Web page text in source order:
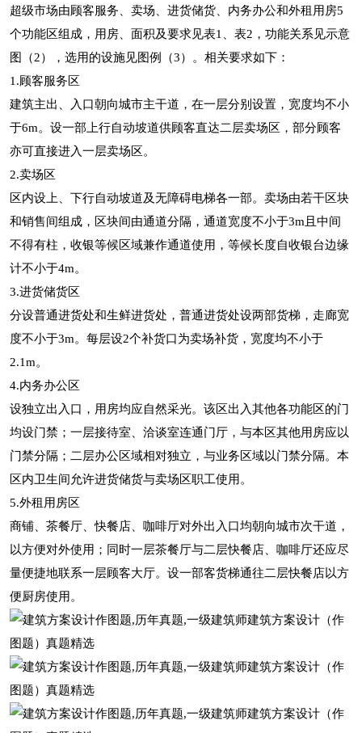
超级市场由顾客服务、卖场、进货储货、内务办公和外租用房5
个功能区组成，用房、面积及要求见表1、表2，功能关系见示意
图（2），选用的设施见图例（3）。相关要求如下：
1.顾客服务区
建筑主出、入口朝向城市主干道，在一层分别设置，宽度均不小
于6m。设一部上行自动坡道供顾客直达二层卖场区，部分顾客
亦可直接进入一层卖场区。
2.卖场区
区内设上、下行自动坡道及无障碍电梯各一部。卖场由若干区块
和销售间组成，区块间由通道分隔，通道宽度不小于3m且中间
不得有柱，收银等候区域兼作通道使用，等候长度自收银台边缘
计不小于4m。
3.进货储货区
分设普通进货处和生鲜进货处，普通进货处设两部货梯，走廊宽
度不小于3m。每层设2个补货口为卖场补货，宽度均不小于
2.1m。
4.内务办公区
设独立出入口，用房均应自然采光。该区出入其他各功能区的门
均设门禁；一层接待室、洽谈室连通门厅，与本区其他用房应以
门禁分隔；二层办公区域相对独立，与业务区域以门禁分隔。本
区内卫生间允许进货储货与卖场区职工使用。
5.外租用房区
商铺、茶餐厅、快餐店、咖啡厅对外出入口均朝向城市次干道，
以方便对外使用；同时一层茶餐厅与二层快餐店、咖啡厅还应尽
量便捷地联系一层顾客大厅。设一部客货梯通往二层快餐店以方
便厨房使用。